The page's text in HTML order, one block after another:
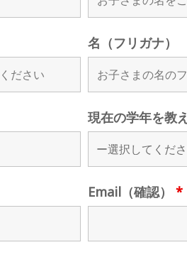
名（フリガナ）
現在の学年を教
Email（確認）*